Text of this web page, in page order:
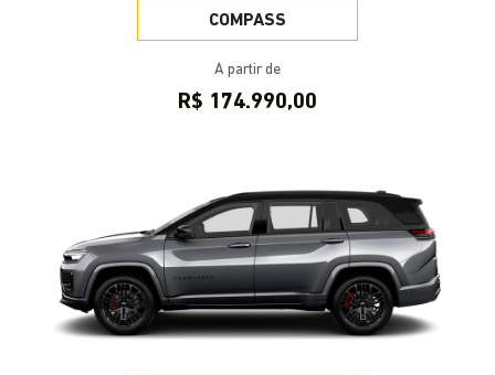
COMPASS
A partir de
R$ 174.990,00